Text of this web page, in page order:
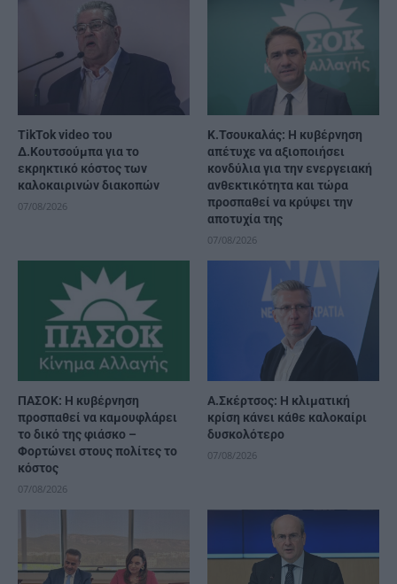
TikTok video του
Δ.Κουτσούμπα για το
εκρηκτικό κόστος των
καλοκαιρινών διακοπών
07/08/2026
Κ.Τσουκαλάς: Η κυβέρνηση
απέτυχε να αξιοποιήσει
κονδύλια για την ενεργειακή
ανθεκτικότητα και τώρα
προσπαθεί να κρύψει την
αποτυχία της
07/08/2026
ΠΑΣΟΚ: Η κυβέρνηση
προσπαθεί να καμουφλάρει
το δικό της φιάσκο –
Φορτώνει στους πολίτες το
κόστος
07/08/2026
A.Σκέρτσος: Η κλιματική
κρίση κάνει κάθε καλοκαίρι
δυσκολότερο
07/08/2026